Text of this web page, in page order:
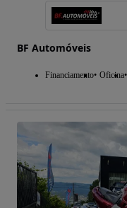
BF Automóveis
Financiamento Oficina